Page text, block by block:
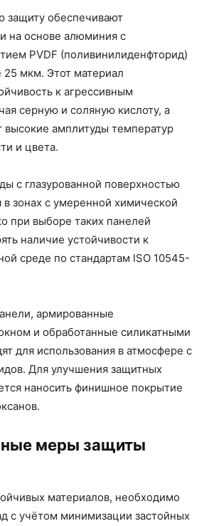
защиту обеспечивают
на основе алюминия с
PVDF (поливинилиденфторид)
мкм. Этот материал
к агрессивным
серную и соляную кислоту, а
амплитуды температур
и цвета.
с глазурованной поверхностью
зонах с умеренной химической
при выборе таких панелей
наличие устойчивости к
среде по стандартам ISO 10545-
армированные
и обработанные силикатными
для использования в атмосфере с
Для улучшения защитных
наносить финишное покрытие
меры защиты
материалов, необходимо
с учётом минимизации застойных